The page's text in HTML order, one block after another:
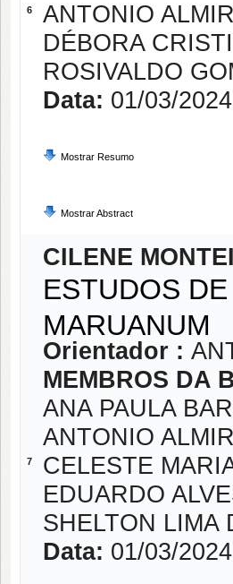
6
ANTONIO
DÉBORA
ROSIVALDO
Data: 01/03/2024
Mostrar Resumo
Mostrar Abstract
7
CILENE
ESTUDOS
MARUANUM
Orientador :
MEMBROS DA
ANA PAULA
ANTONIO
CELESTE
EDUARDO
SHELTON LIMA
Data: 01/03/2024